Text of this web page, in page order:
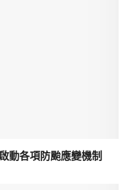
動各項防颱應變機制